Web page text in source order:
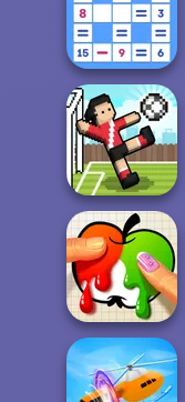
Cooking Festival
Mathematical
Crossword
Soccer Random